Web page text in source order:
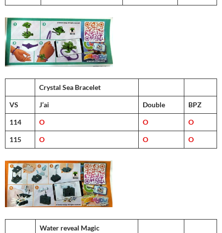
Crystal Sea Bracelet
VS J’ai Double BPZ
114 O O O
115 O O O
Water reveal Magic